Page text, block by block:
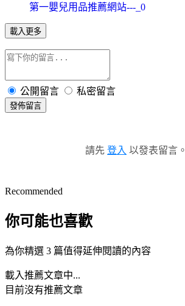
第一嬰兒用品推薦網站---_0
載入更多
公開留言 私密留言
發佈留言
請先 登入 以發表留言。
Recommended
你可能也喜歡
為你精選 3 篇值得延伸閱讀的內容
載入推薦文章中...
目前沒有推薦文章